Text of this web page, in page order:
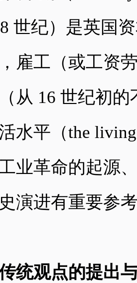
世纪）是英国
雇工（或工资
从 16 世纪初的
水平（the
业革命的起源
演进有重要参
统观点的提出